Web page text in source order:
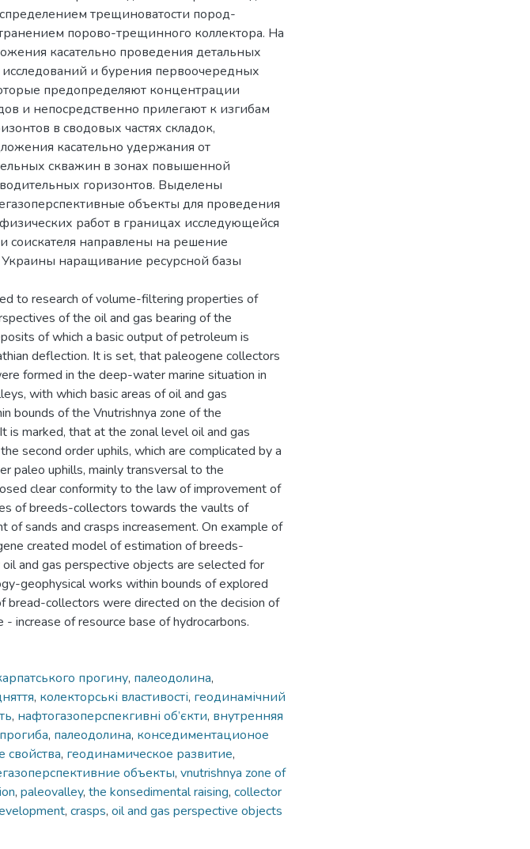
трещиноватости пород-
порово-трещинного коллектора. На
касательно проведения детальных
исследований и бурения первоочередных
предопределяют концентрации
и непосредственно прилегают к изгибам
в сводовых частях складок,
касательно удержания от
скважин в зонах повышенной
горизонтов. Выделены
объекты для проведения
работ в границах исследующейся
соискателя направлены на решение
наращивание ресурсной базы
to research of volume-filtering properties of
of the oil and gas bearing of the
of which a basic output of petroleum is
deflection. It is set, that paleogene collectors
formed in the deep-water marine situation in
with which basic areas of oil and gas
bounds of the Vnutrishnya zone of the
is marked, that at the zonal level oil and gas
second order uphils, which are complicated by a
paleo uphills, mainly transversal to the
clear conformity to the law of improvement of
of breeds-collectors towards the vaults of
of sands and crasps increasement. On example of
created model of estimation of breeds-
and gas perspective objects are selected for
geophysical works within bounds of explored
bread-collectors were directed on the decision of
increase of resource base of hydrocarbons.
прогину, палеодолина,
, колекторські властивості, геодинамічний
, нафтогазоперспекгивні об’єкти, внутренняя
, палеодолина, конседиментационое
свойства, геодинамическое развитие,
объекты, vnutrishnya zone of
, paleovalley, the konsedimental raising, collector
, crasps, oil and gas perspective objects